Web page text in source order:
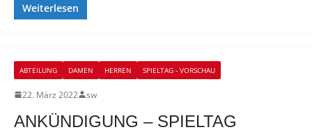
Weiterlesen
ABTEILUNG DAMEN HERREN SPIELTAG - VORSCHAU
22. März 2022 sw
ANKÜNDIGUNG – SPIELTAG